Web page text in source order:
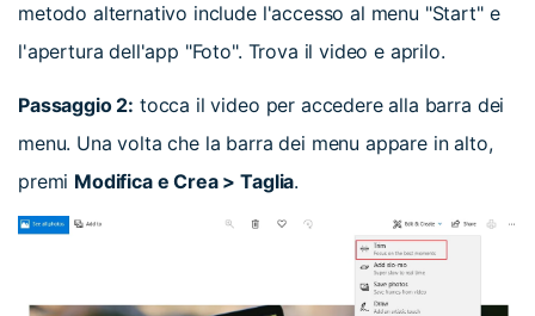
metodo alternativo include l'accesso al menu "Start" e
l'apertura dell'app "Foto". Trova il video e aprilo.
Passaggio 2: tocca il video per accedere alla barra dei
menu. Una volta che la barra dei menu appare in alto,
premi Modifica e Crea > Taglia.